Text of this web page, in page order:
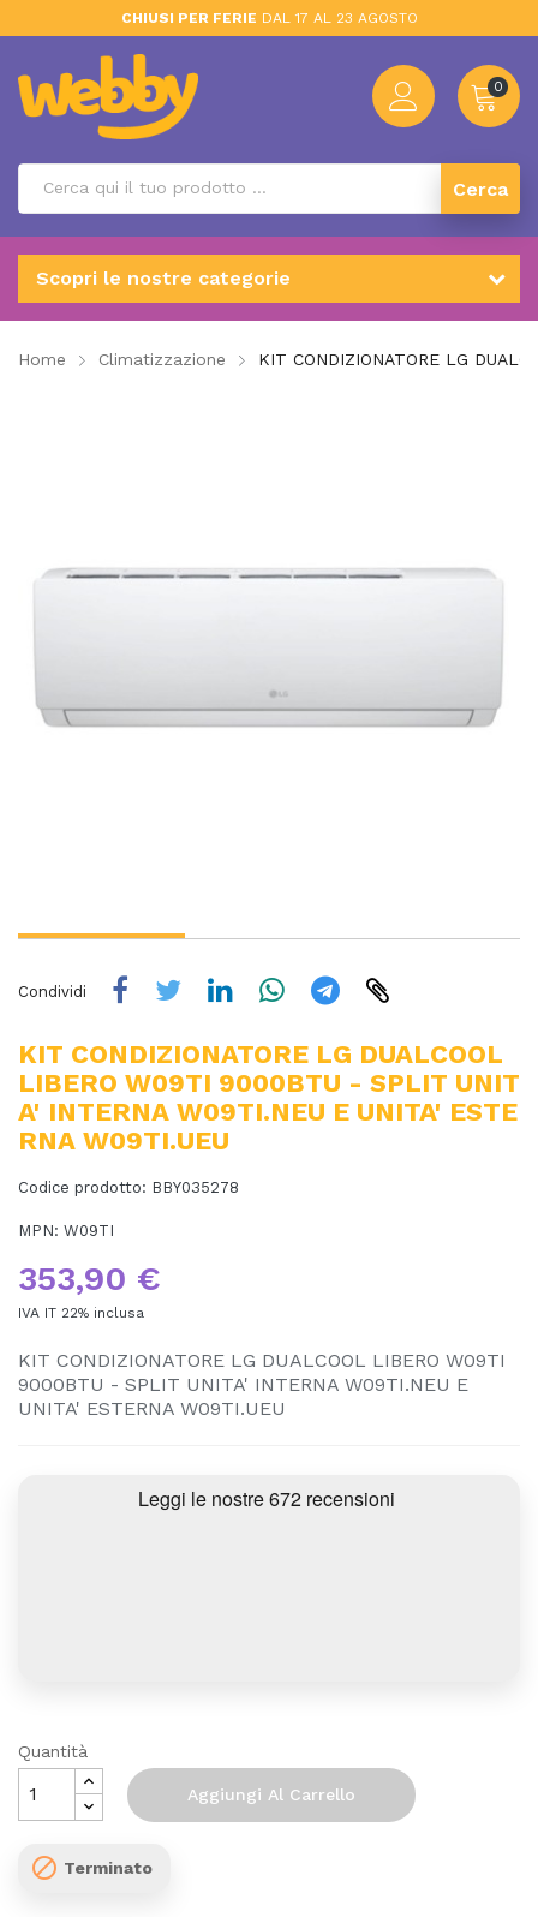
CHIUSI PER FERIE DAL 17 AL 23 AGOSTO
0
Cerca
Scopri le nostre categorie
Home Climatizzazione KIT CONDIZIONATORE LG
Condividi
KIT CONDIZIONATORE LG DUALCOOL
LIBERO W09TI 9000BTU - SPLIT UNIT
A' INTERNA W09TI.NEU E UNITA' ESTE
RNA W09TI.UEU
Codice prodotto: BBY035278
MPN: W09TI
353,90 €
IVA IT 22% inclusa
KIT CONDIZIONATORE LG DUALCOOL LIBERO W09TI
9000BTU - SPLIT UNITA' INTERNA W09TI.NEU E
UNITA' ESTERNA W09TI.UEU
Quantità
Aggiungi Al Carrello
 Terminato